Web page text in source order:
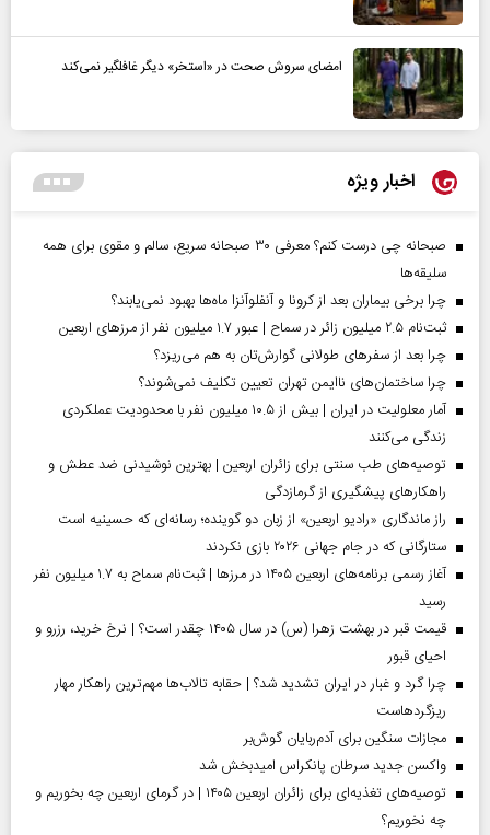
امضای سروش صحت در «استخر» دیگر غافلگیر نمی‌کند
اخبار ویژه
صبحانه چی درست کنم؟ معرفی ۳۰ صبحانه سریع، سالم و مقوی برای همه
سلیقه‌ها
چرا برخی بیماران بعد از کرونا و آنفلوآنزا ماه‌ها بهبود نمی‌یابند؟
ثبت‌نام ۲.۵ میلیون زائر در سماح | عبور ۱.۷ میلیون نفر از مرز‌های اربعین
چرا بعد از سفرهای طولانی گوارش‌تان به هم می‌ریزد؟
چرا ساختمان‌های ناایمن تهران تعیین تکلیف نمی‌شوند؟
آمار معلولیت در ایران | بیش از ۱۰.۵ میلیون نفر با محدودیت عملکردی
زندگی می‌کنند
توصیه‌های طب سنتی برای زائران اربعین | بهترین نوشیدنی ضد عطش و
راهکارهای پیشگیری از گرمازدگی
راز ماندگاری «رادیو اربعین» از زبان دو گوینده؛ رسانه‌ای که حسینیه است
ستارگانی که در جام جهانی ۲۰۲۶ بازی نکردند
آغاز رسمی برنامه‌های اربعین ۱۴۰۵ در مرز‌ها | ثبت‌نام سماح به ۱.۷ میلیون نفر
رسید
قیمت قبر در بهشت زهرا (س) در سال ۱۴۰۵ چقدر است؟ | نرخ خرید، رزرو و
احیای قبور
چرا گرد و غبار در ایران تشدید شد؟ | حقابه تالاب‌ها مهم‌ترین راهکار مهار
ریزگردهاست
مجازات سنگین برای آدم‌ربایان گوش‌بر
واکسن جدید سرطان پانکراس امیدبخش شد
توصیه‌های تغذیه‌ای برای زائران اربعین ۱۴۰۵ | در گرمای اربعین چه بخوریم و
چه نخوریم؟